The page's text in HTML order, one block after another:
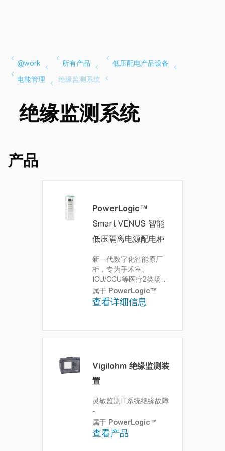
绝缘监测系统
产品
PowerLogic™
Smart VENUS 智能
低压隔离电源配电柜
新一代数字化智能原厂
柜，专为手术室、
ICU/CCU等医疗2类场所
提供安全可靠的连续性供
电保障 VENUS智能低压
IT和TN-S回路。选型丰
富、配置灵活、全面数字
讯并可选配专属HMI应用
或接入施耐德智能配电系
统
属于 PowerLogic™
查看详细信息
Vigilohm 绝缘监测装
置
灵敏监测IT系统绝缘故障
-
属于 PowerLogic™
查看产品